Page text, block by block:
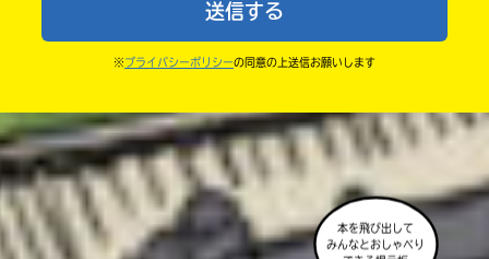
高校生以上
ならないよう気をつけてね。
・キャンペーン開催中は、投稿した後の画面にバナー
・ポプラ社の宣伝物で紹介させてもらうことがある
・かき終えたら、人を傷つけていたり、個人情報をか
きこんでいたり、字がまちがっていたりしないか、読
みなおしてみてね。
送信する
※ プライバシーポリシーの同意の上送信お願いします
本を飛び出して
みんなとおしゃべり